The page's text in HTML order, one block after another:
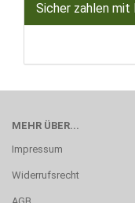
Sicher zahlen mit
MEHR ÜBER...
Impressum
Widerrufsrecht